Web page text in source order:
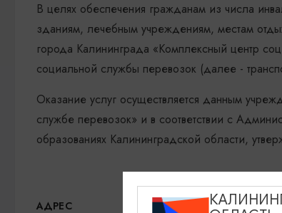
В целях обеспечения гражданам из числа
зданиям, лечебным учреждениям, местам
города Калининграда «Комплексный центр
социальной службы перевозок (далее -
Оказание услуг осуществляется данным
службе перевозок» и в соответствии с
образованиях Калининградской области,
АДРЕС ул.